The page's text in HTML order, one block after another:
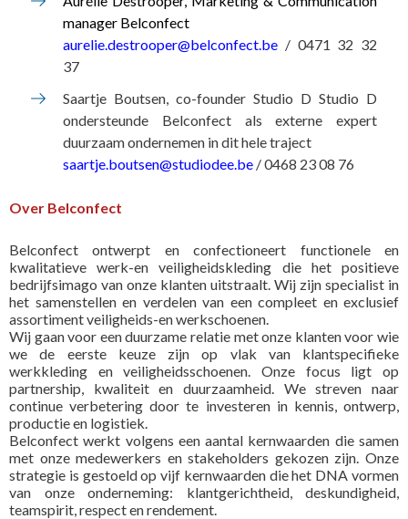
manager Belconfect
aurelie.destrooper@belconfect.be / 0471 32 32
37
Saartje Boutsen, co-founder Studio D Studio D
ondersteunde Belconfect als externe expert
duurzaam ondernemen in dit hele traject
saartje.boutsen@studiodee.be / 0468 23 08 76
Over Belconfect
Belconfect ontwerpt en confectioneert functionele en
kwalitatieve werk-en veiligheidskleding die het positieve
bedrijfsimago van onze klanten uitstraalt. Wij zijn specialist in
het samenstellen en verdelen van een compleet en exclusief
assortiment veiligheids-en werkschoenen.
Wij gaan voor een duurzame relatie met onze klanten voor wie
we de eerste keuze zijn op vlak van klantspecifieke
werkkleding en veiligheidsschoenen. Onze focus ligt op
partnership, kwaliteit en duurzaamheid. We streven naar
continue verbetering door te investeren in kennis, ontwerp,
productie en logistiek.
Belconfect werkt volgens een aantal kernwaarden die samen
met onze medewerkers en stakeholders gekozen zijn. Onze
strategie is gestoeld op vijf kernwaarden die het DNA vormen
van onze onderneming: klantgerichtheid, deskundigheid,
teamspirit, respect en rendement.